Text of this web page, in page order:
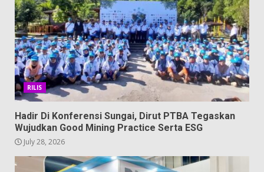
RILIS
Hadir Di Konferensi Sungai, Dirut PTBA Tegaskan
Wujudkan Good Mining Practice Serta ESG
July 28, 2026